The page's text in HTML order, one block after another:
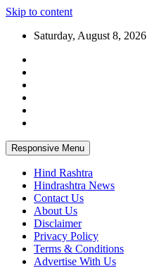
Skip to content
Saturday, August 8, 2026
Responsive Menu
Hind Rashtra
Hindrashtra News
Contact Us
About Us
Disclaimer
Privacy Policy
Terms & Conditions
Advertise With Us